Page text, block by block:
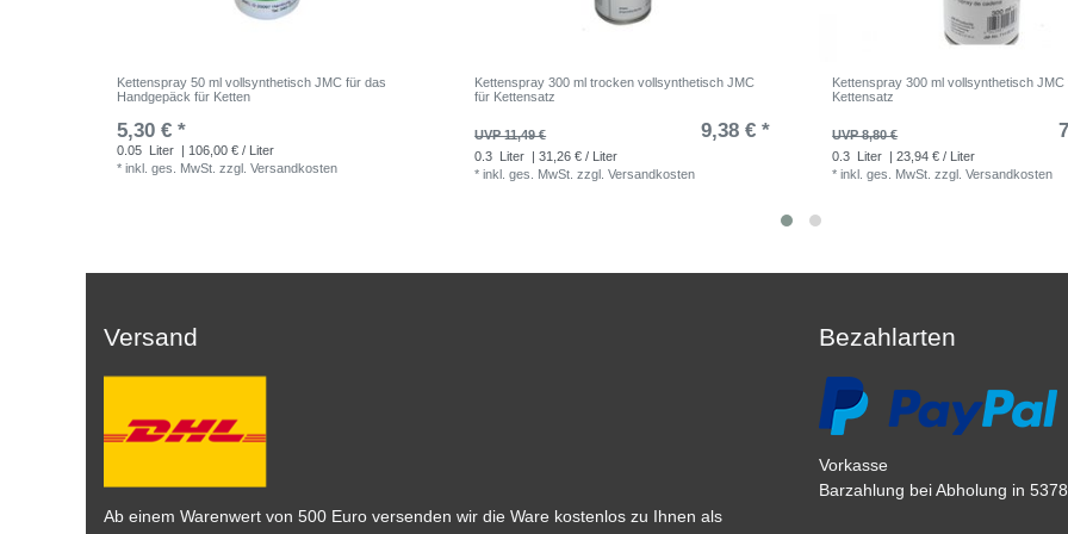
Kettenspray 50 ml vollsynthetisch JMC für das
Handgepäck für Ketten
5,30 € *
0.05 Liter
| 106,00 € / Liter
*inkl. ges. MwSt. zzgl.Versandkosten
Kettenspray 300 ml trocken vollsynthetisch JMC
für Kettensatz
UVP 11,49 € 9,38 € *
0.3 Liter
| 31,26 € / Liter
*inkl. ges. MwSt. zzgl.Versandkosten
Kettenspray 300 ml vollsynthetisch JMC
Kettensatz
UVP 8,80 €
0.3 Liter
| 23,94 € / Liter
*inkl. ges. MwSt. zzgl.Versandkosten
Versand
Ab einem Warenwert von 500 Euro versenden wir die Ware kostenlos zu Ihnen als
Bezahlarten
Vorkasse
Barzahlung bei Abholung in